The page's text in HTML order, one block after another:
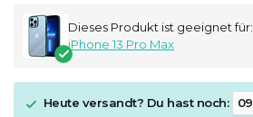
Dieses Produkt ist geeignet für:
iPhone 13 Pro Max
Heute versandt? Du hast noch: 09